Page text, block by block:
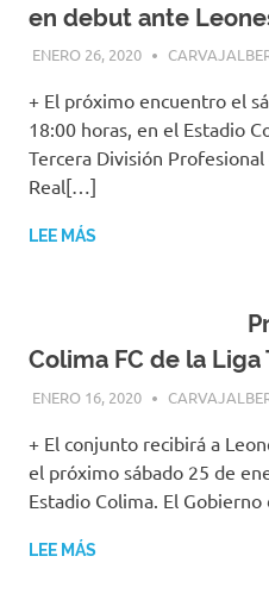
en debut ante
ENERO 26, 2020
+ El próximo encuentro el
18:00 horas, en el Estadio
Tercera División
Real[…]
LEE MÁS
Colima FC de la Liga
ENERO 16, 2020
+ El conjunto recibirá a
el próximo sábado 25 de
Estadio Colima. El
LEE MÁS